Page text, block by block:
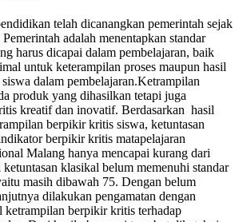
telah dicanangkan pemerintah sejak
adalah menentapkan standar
harus dicapai dalam pembelajaran, baik
untuk keterampilan proses maupun hasil
dalam pembelajaran.Ketrampilan
produk yang dihasilkan tetapi juga
kreatif dan inovatif. Berdasarkan hasil
berpikir kritis siswa, ketuntasan
berpikir kritis matapelajaran
Malang hanya mencapai kurang dari
klasikal belum memenuhi standar
masih dibawah 75. Dengan belum
dilakukan pengamatan dengan
ketrampilan berpikir kritis terhadap